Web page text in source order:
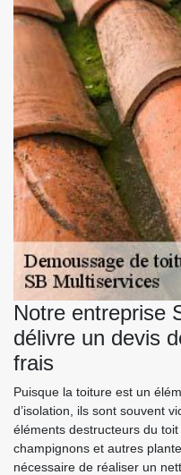
Notre entreprise
délivre un devis
frais
Puisque la toiture est un
d’isolation, ils sont souvent
éléments destructeurs du
champignons et autres
nécessaire de réaliser un